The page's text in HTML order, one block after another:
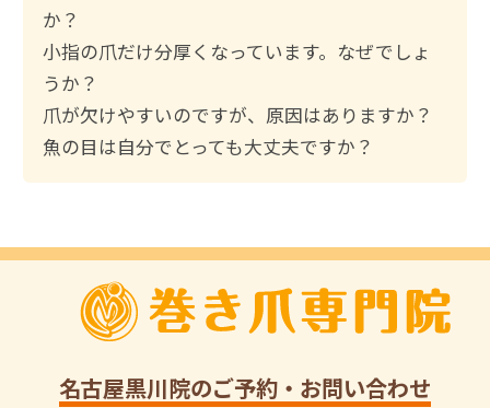
か？
小指の爪だけ分厚くなっています。なぜでしょ
うか？
爪が欠けやすいのですが、原因はありますか？
魚の目は自分でとっても大丈夫ですか？
名古屋黒川院のご予約・お問い合わせ